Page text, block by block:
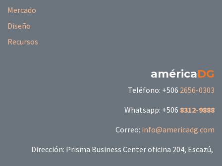
Mercado
Diseño
Recursos
américaDG
Teléfono: +506 2656-0303
Whatsapp: +506 8312-9888
Correo: info@americadg.com
Dirección: Prisma Business Center oficina 204, Escazú,